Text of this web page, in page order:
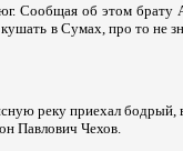
Сообщая об этом
в Сумах, про то не
реку приехал бодрый,
Павлович Чехов.